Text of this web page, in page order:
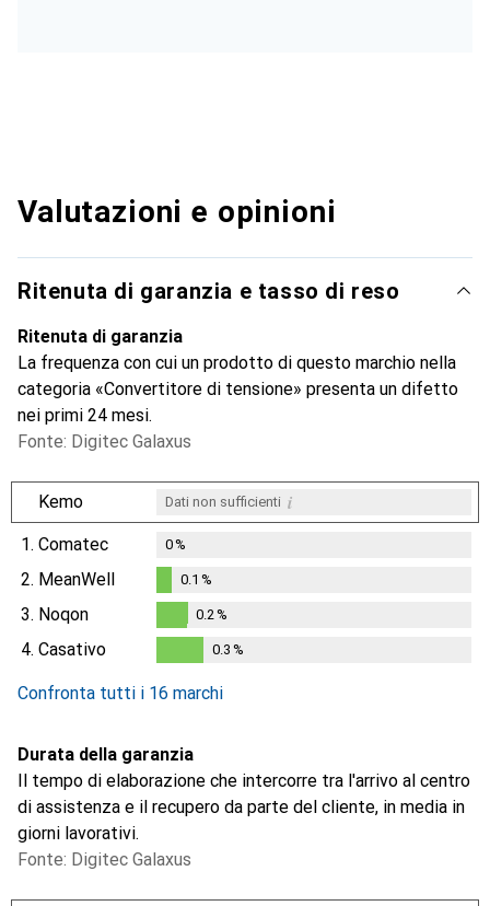
Valutazioni e opinioni
Ritenuta di garanzia e tasso di reso
Ritenuta di garanzia
La frequenza con cui un prodotto di questo marchio nella
categoria «Convertitore di tensione» presenta un difetto
nei primi 24 mesi.
Fonte: Digitec Galaxus
Kemo Dati non sufficienti i
1. Comatec 0%
2. MeanWell
%
0.1 %
3. Noqon
0.2%
0.2 %
4. Casativo 0.3 %
Confronta tutti i 16 marchi
Durata della garanzia
Il tempo di elaborazione che intercorre tra l'arrivo al centro
di assistenza e il recupero da parte del cliente, in media in
giorni lavorativi.
Fonte: Digitec Galaxus